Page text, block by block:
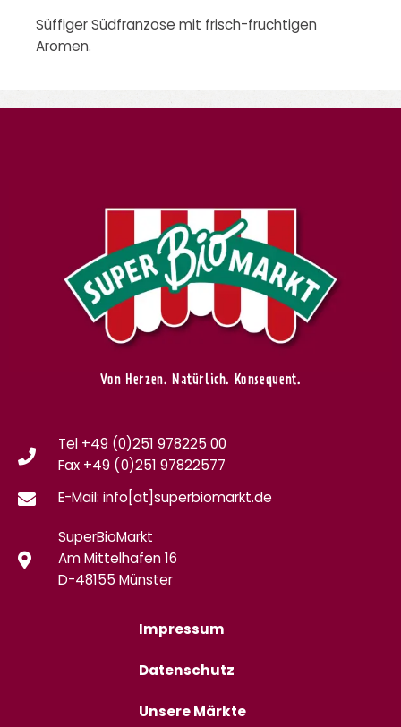
Süffiger Südfranzose mit frisch-fruchtigen
Aromen.
Von Herzen. Natürlich. Konsequent.
Tel +49 (0)251 978225 00
Fax +49 (0)251 97822577
E-Mail: info[at]superbiomarkt.de
SuperBioMarkt
Am Mittelhafen 16
D-48155 Münster
Impressum
Datenschutz
Unsere Märkte